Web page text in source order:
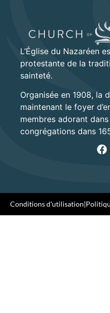
L’Église du Nazaréen
protestante de la
sainteté.
Organisée en 1908, la
maintenant le foyer
membres adorant
congrégations dans
Conditions d'utilisation|